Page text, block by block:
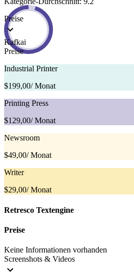
Preise
Kafkai
Preise
Industrial Printer
$199,00/ Monat
Printing Press
$129,00/ Monat
Newsroom
$49,00/ Monat
Writer
$29,00/ Monat
Retresco Textengine
Preise
Keine Informationen vorhanden
Screenshots & Videos